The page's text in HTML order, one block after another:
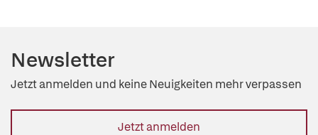
Newsletter
Jetzt anmelden und keine Neuigkeiten mehr verpassen
Jetzt anmelden